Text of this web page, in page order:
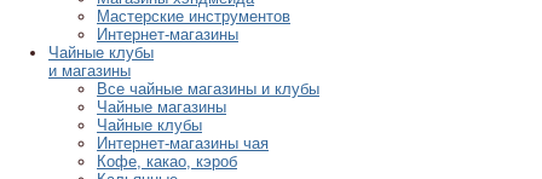
Мастерские инструментов
Интернет-магазины
Чайные клубы
и магазины
Все чайные магазины и клубы
Чайные магазины
Чайные клубы
Интернет-магазины чая
Кофе, какао, кэроб